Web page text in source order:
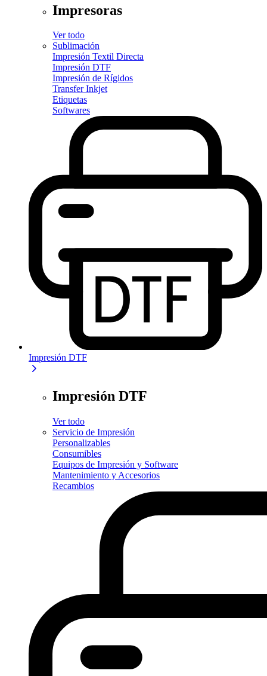
Impresoras
Ver todo
Sublimación
Impresión Textil Directa
Impresión DTF
Impresión de Rígidos
Transfer Inkjet
Etiquetas
Softwares
Impresión DTF
Impresión DTF
Ver todo
Servicio de Impresión
Personalizables
Consumibles
Equipos de Impresión y Software
Mantenimiento y Accesorios
Recambios